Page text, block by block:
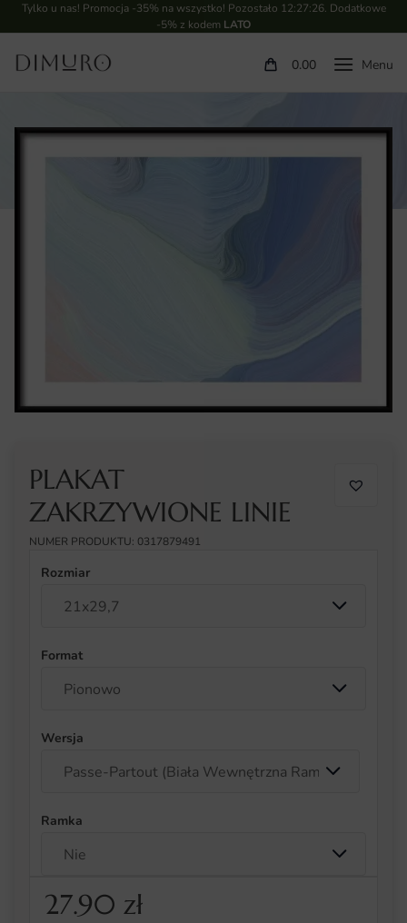
Tylko u nas! Promocja -35% na wszystko! Pozostało 12:27:25. Dodatkowe
-5% z kodem LATO
0.00
PLAKAT
ZAKRZYWIONE LINIE
NUMER PRODUKTU: 0317879491
Rozmiar
Format
Wersja
Ramka
27.90 zł